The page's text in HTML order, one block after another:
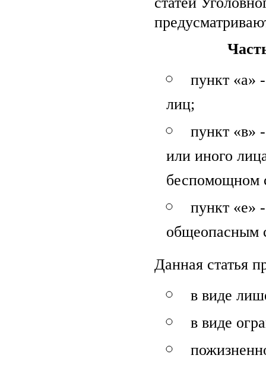
пункт «а»
лиц;
пункт «в»
или иного
беспомощном
пункт «е»
общеопасным
Данная статья
в виде
в виде